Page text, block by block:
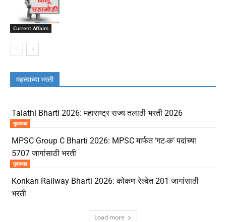
Current Affairs
महत्त्वाच्या भरती
Talathi Bharti 2026: महाराष्ट्र राज्य तलाठी भरती 2026
मुदतवाढ
MPSC Group C Bharti 2026: MPSC मार्फत ‘गट-क’ पदांच्या
5707 जागांसाठी भरती
मुदतवाढ
Konkan Railway Bharti 2026: कोकण रेल्वेत 201 जागांसाठी
भरती
Load more